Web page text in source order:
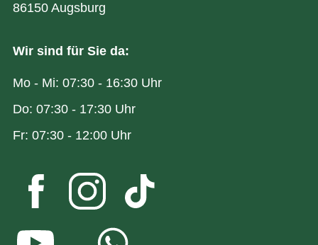
86150 Augsburg
Wir sind für Sie da:
Mo - Mi: 07:30 - 16:30 Uhr
Do: 07:30 - 17:30 Uhr
Fr: 07:30 - 12:00 Uhr